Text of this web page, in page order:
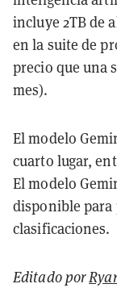
incluye 2TB de
en la suite de
precio que una
mes).
El modelo
cuarto lugar,
El modelo
disponible para
clasificaciones.
Editado por